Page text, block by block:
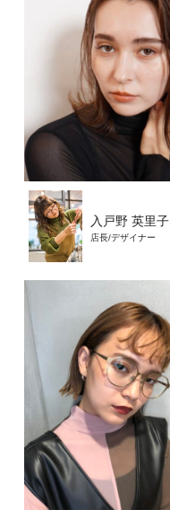
入戸野 英里子
店長/デザイナー